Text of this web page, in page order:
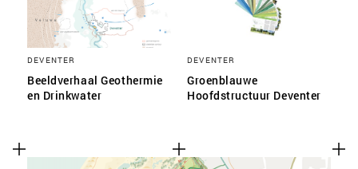
DEVENTER
Beeldverhaal Geothermie
en Drinkwater
DEVENTER
Groenblauwe
Hoofdstructuur Deventer